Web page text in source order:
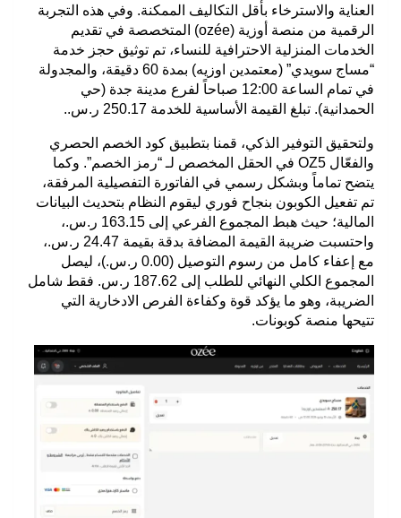
العناية والاسترخاء بأقل التكاليف الممكنة. وفي هذه التجربة
الرقمية من منصة أوزية (ozée) المتخصصة في تقديم
الخدمات المنزلية الاحترافية للنساء، تم توثيق حجز خدمة
“مساج سويدي” (معتمدين اوزيه) بمدة 60 دقيقة، والمجدولة
في تمام الساعة 12:00 صباحاً لفرع مدينة جدة (حي
الحمدانية). تبلغ القيمة الأساسية للخدمة 250.17 ر.س..
ولتحقيق التوفير الذكي، قمنا بتطبيق كود الخصم الحصري
والفعّال OZ5 في الحقل المخصص لـ “رمز الخصم”. وكما
يتضح تماماً وبشكل رسمي في الفاتورة التفصيلية المرفقة،
تم تفعيل الكوبون بنجاح فوري ليقوم النظام بتحديث البيانات
المالية؛ حيث هبط المجموع الفرعي إلى 163.15 ر.س.،
واحتسبت ضريبة القيمة المضافة بدقة بقيمة 24.47 ر.س.،
مع إعفاء كامل من رسوم التوصيل (0.00 ر.س.)، ليصل
المجموع الكلي النهائي للطلب إلى 187.62 ر.س. فقط شامل
الضريبة، وهو ما يؤكد قوة وكفاءة الفرص الادخارية التي
تتيحها منصة كوبونات.